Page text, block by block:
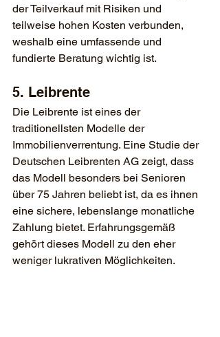
der Teilverkauf mit Risiken und
teilweise hohen Kosten verbunden,
weshalb eine umfassende und
fundierte Beratung wichtig ist.
5. Leibrente
Die Leibrente ist eines der
traditionellsten Modelle der
Immobilienverrentung. Eine Studie der
Deutschen Leibrenten AG zeigt, dass
das Modell besonders bei Senioren
über 75 Jahren beliebt ist, da es ihnen
eine sichere, lebenslange monatliche
Zahlung bietet. Erfahrungsgemäß
gehört dieses Modell zu den eher
weniger lukrativen Möglichkeiten.